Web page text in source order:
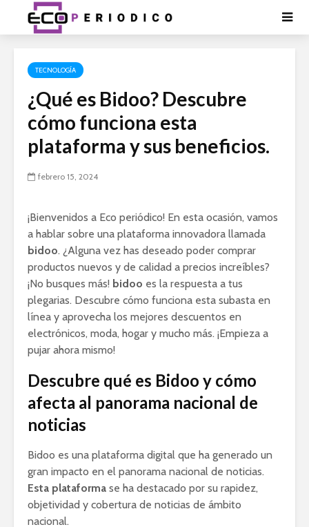
TECNOLOGÍA
¿Qué es Bidoo? Descubre
cómo funciona esta
plataforma y sus beneficios.
febrero 15, 2024
¡Bienvenidos a Eco periódico! En esta ocasión, vamos
a hablar sobre una plataforma innovadora llamada
bidoo. ¿Alguna vez has deseado poder comprar
productos nuevos y de calidad a precios increíbles?
¡No busques más! bidoo es la respuesta a tus
plegarias. Descubre cómo funciona esta subasta en
línea y aprovecha los mejores descuentos en
electrónicos, moda, hogar y mucho más. ¡Empieza a
pujar ahora mismo!
Descubre qué es Bidoo y cómo
afecta al panorama nacional de
noticias
Bidoo es una plataforma digital que ha generado un
gran impacto en el panorama nacional de noticias.
Esta plataforma se ha destacado por su rapidez,
objetividad y cobertura de noticias de ámbito
nacional.